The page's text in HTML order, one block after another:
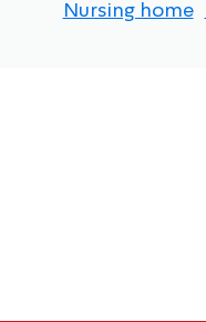
Nursing home